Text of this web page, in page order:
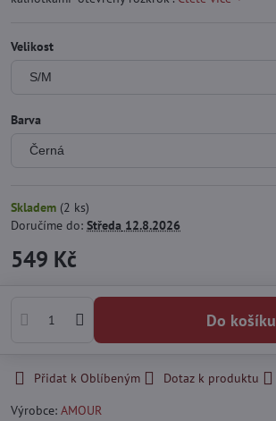
Velikost
Barva
Skladem (2 ks)
Doručíme do: Středa 12.8.2026
549 Kč
Do košíku
Přidat k Oblíbeným Dotaz k produktu
Výrobce: AMOUR